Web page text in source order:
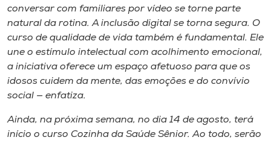
conversar com familiares por vídeo se torne parte
natural da rotina. A inclusão digital se torna segura. O
curso de qualidade de vida também é fundamental. Ele
une o estímulo intelectual com acolhimento emocional,
a iniciativa oferece um espaço afetuoso para que os
idosos cuidem da mente, das emoções e do convívio
social — enfatiza.
Ainda, na próxima semana, no dia 14 de agosto, terá
início o curso Cozinha da Saúde Sênior. Ao todo, serão